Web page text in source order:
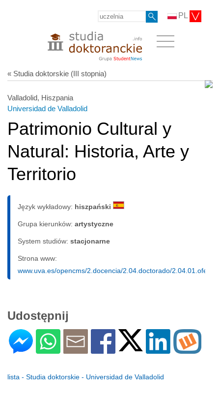
PL
« Studia doktorskie (III stopnia)
Valladolid, Hiszpania
Universidad de Valladolid
Patrimonio Cultural y
Natural: Historia, Arte y
Territorio
Język wykładowy: hiszpański
Grupa kierunków: artystyczne
System studiów: sta­cjo­nar­ne
Strona www:
www.uva.es/opencms/2.docencia/2.04.doctorado/
Udostępnij
lista - Studia doktorskie - Universidad de Valladolid